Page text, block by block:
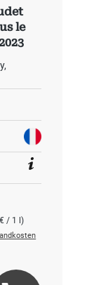
le
/ 1 l)